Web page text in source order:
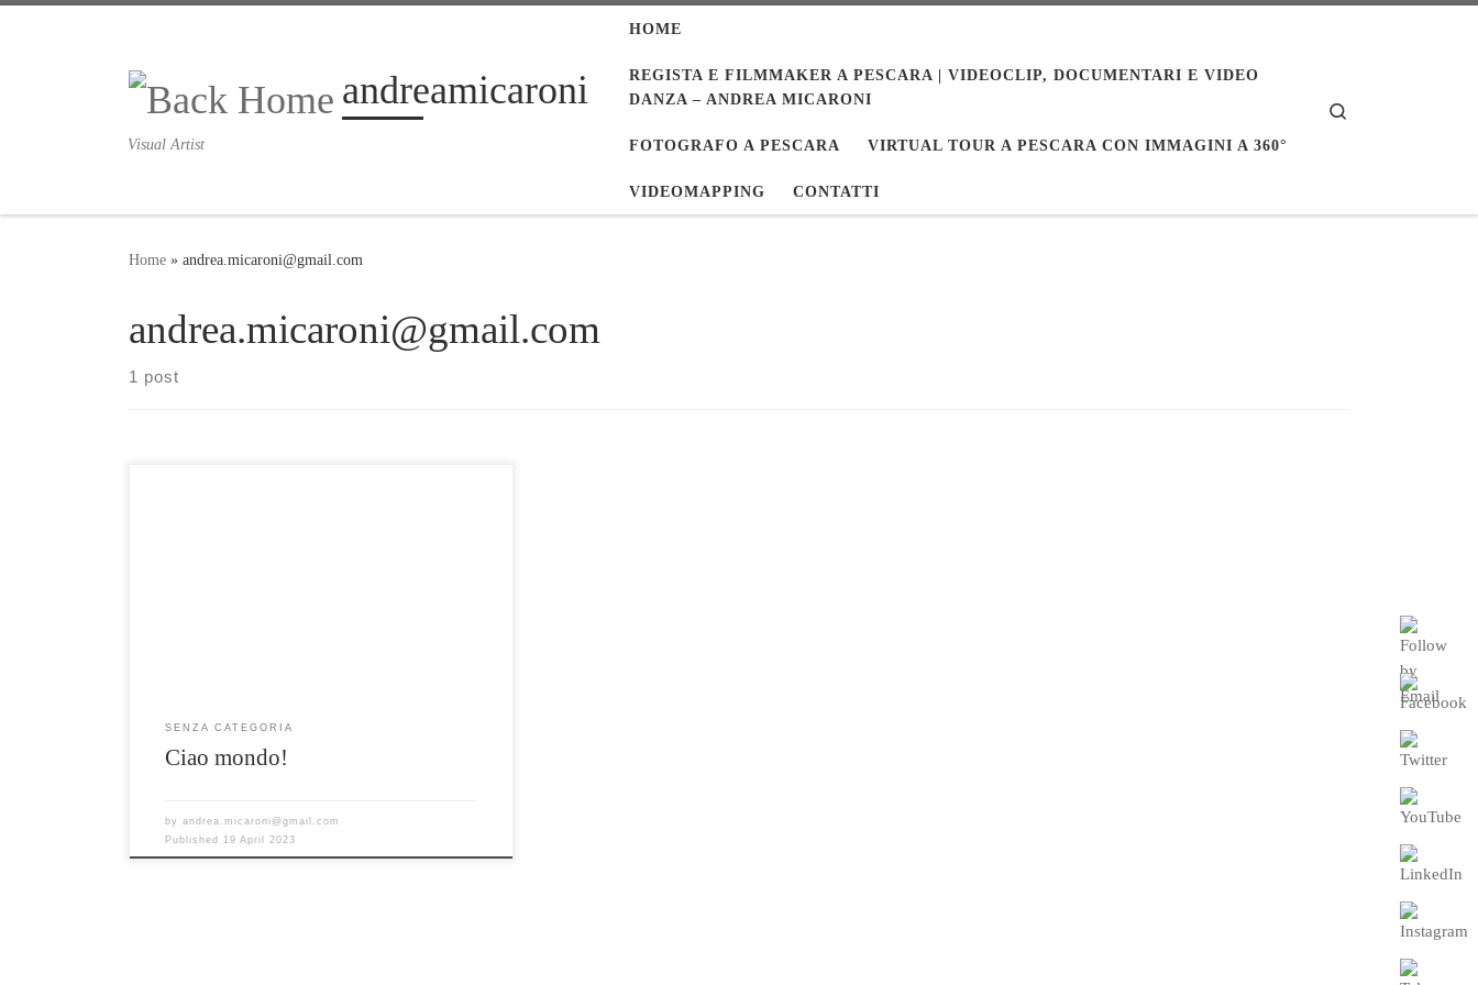
andreamicaroni
Visual Artist
HOME
REGISTA E FILMMAKER A PESCARA | VIDEOCLIP, DOCUMENTARI E VIDEO
DANZA – ANDREA MICARONI
FOTOGRAFO A PESCARA VIRTUAL TOUR A PESCARA CON IMMAGINI A 360°
VIDEOMAPPING CONTATTI
Home » andrea.micaroni@gmail.com
andrea.micaroni@gmail.com
1 post
SENZA CATEGORIA
Ciao mondo!
byandrea.micaroni@gmail.com
Published 19 April 2023